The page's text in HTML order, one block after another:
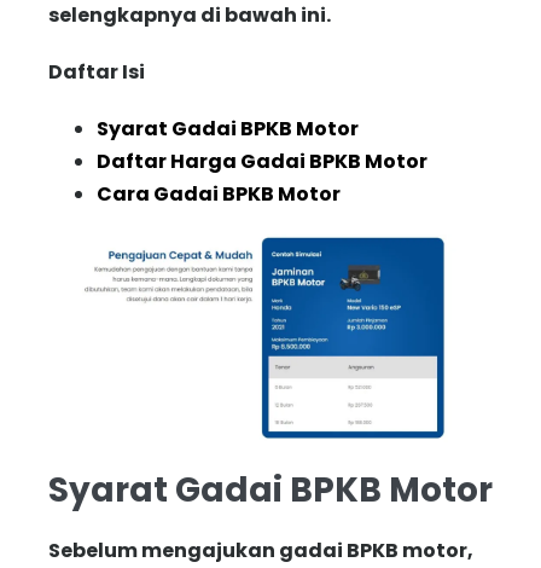
selengkapnya di bawah ini.
Daftar Isi
Syarat Gadai BPKB Motor
Daftar Harga Gadai BPKB Motor
Cara Gadai BPKB Motor
Syarat Gadai BPKB Motor
Sebelum mengajukan gadai BPKB motor,